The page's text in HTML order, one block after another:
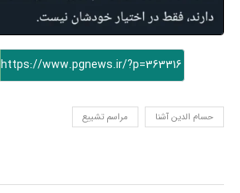
https://www.pgnews.ir/?p=363316
حسام الدین آشنا مراسم تشییع